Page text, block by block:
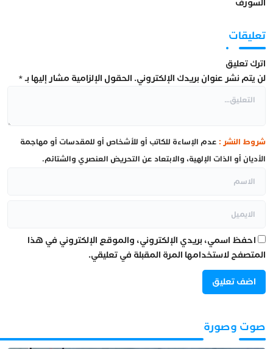
السورف
تعليقات
اترك تعليق
لن يتم نشر عنوان بريدك الإلكتروني. الحقول الإلزامية مشار إليها بـ*
شروط النشر : عدم الإساءة للكاتب أو للأشخاص أو للمقدسات أو مهاجمة
الأديان أو الذات الإلهية، والابتعاد عن التحريض العنصري والشتائم.
احفظ اسمي، بريدي الإلكتروني، والموقع الإلكتروني في هذا
المتصفح لاستخدامها المرة المقبلة في تعليقي.
صوت وصورة